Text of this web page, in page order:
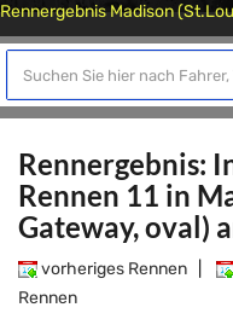
Rennergebnis Madison
Rennergebnis:
Rennen 11 in
Gateway, oval)
vorheriges Rennen
Rennen